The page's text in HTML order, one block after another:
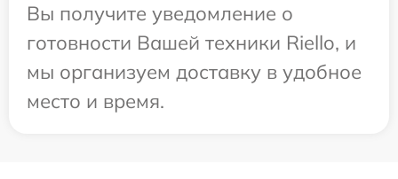
Вы получите уведомление о
готовности Вашей техники Riello, и
мы организуем доставку в удобное
место и время.